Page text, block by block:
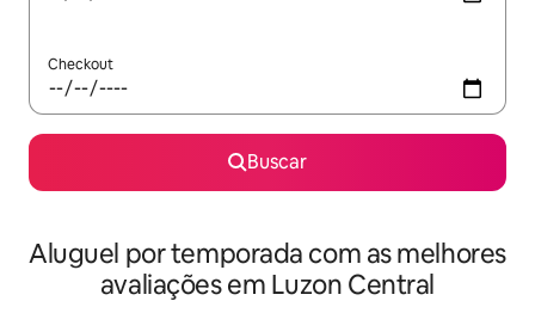
Checkout
Buscar
Aluguel por temporada com as melhores
avaliações em Luzon Central